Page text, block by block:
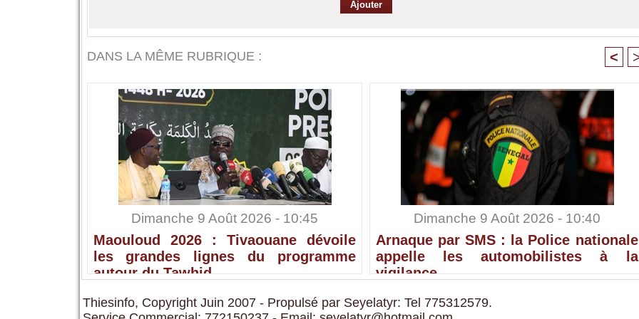
DANS LA MÊME RUBRIQUE : <
Dimanche 9 Août 2026 - 10:45
Maouloud 2026 : Tivaouane dévoile
les grandes lignes du programme
autour du Tawhid
Dimanche 9 Août 2026 - 10:40
Arnaque par SMS : la Police nationale
appelle les automobilistes à la
vigilance
Thiesinfo, Copyright Juin 2007 - Propulsé par Seyelatyr: Tel 775312579.